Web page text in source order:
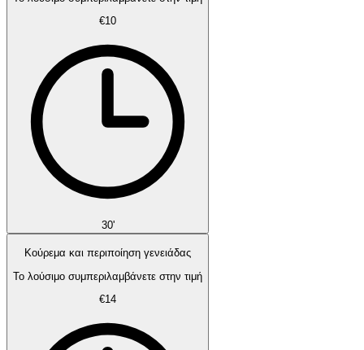
€10
30'
Κούρεμα και περιποίηση γενειάδας
Το λούσιμο συμπεριλαμβάνετε στην τιμή
€14